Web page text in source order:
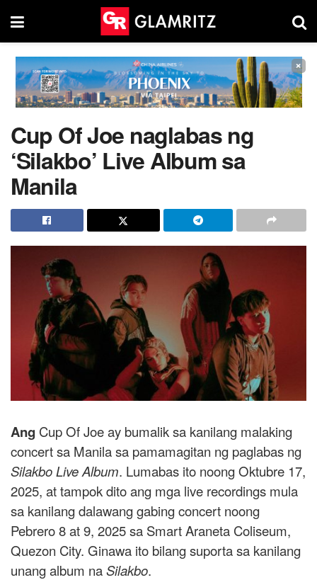
×
Cup Of Joe naglabas ng
‘Silakbo’ Live Album sa
Manila
Ang Cup Of Joe ay bumalik sa kanilang malaking
concert sa Manila sa pamamagitan ng paglabas ng
Silakbo Live Album. Lumabas ito noong Oktubre 17,
2025, at tampok dito ang mga live recordings mula
sa kanilang dalawang gabing concert noong
Pebrero 8 at 9, 2025 sa Smart Araneta Coliseum,
Quezon City. Ginawa ito bilang suporta sa kanilang
unang album naSilakbo.